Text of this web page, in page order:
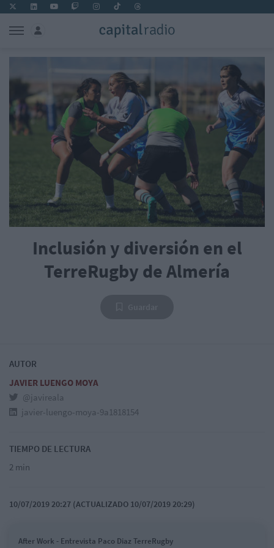
Inclusión y diversión en el
TerreRugby de Almería
AUTOR
JAVIER LUENGO MOYA
@javireala
javier-luengo-moya-9a1818154
TIEMPO DE LECTURA
2 min
10/07/2019 20:27 (ACTUALIZADO 10/07/2019 20:29)
After Work - Entrevista Paco Diaz TerreRugby